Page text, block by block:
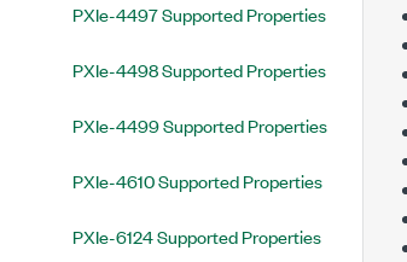
PXIe-4497 Supported Properties
PXIe-4498 Supported Properties
PXIe-4499 Supported Properties
PXIe-4610 Supported Properties
PXIe-6124 Supported Properties